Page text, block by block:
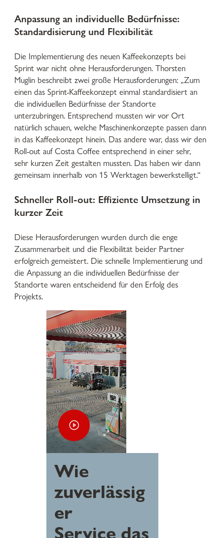
Anpassung an individuelle Bedürfnisse:
Standardisierung und Flexibilität
Die Implementierung des neuen Kaffeekonzepts bei
Sprint war nicht ohne Herausforderungen. Thorsten
Muglin beschreibt zwei große Herausforderungen: „Zum
einen das Sprint-Kaffeekonzept einmal standardisiert an
die individuellen Bedürfnisse der Standorte
unterzubringen. Entsprechend mussten wir vor Ort
natürlich schauen, welche Maschinenkonzepte passen dann
in das Kaffeekonzept hinein. Das andere war, dass wir den
Roll-out auf Costa Coffee entsprechend in einer sehr,
sehr kurzen Zeit gestalten mussten. Das haben wir dann
gemeinsam innerhalb von 15 Werktagen bewerkstelligt.“
Schneller Roll-out: Effiziente Umsetzung in
kurzer Zeit
Diese Herausforderungen wurden durch die enge
Zusammenarbeit und die Flexibilität beider Partner
erfolgreich gemeistert. Die schnelle Implementierung und
die Anpassung an die individuellen Bedürfnisse der
Standorte waren entscheidend für den Erfolg des
Projekts.
Wie
zuverlässig
er
Service das